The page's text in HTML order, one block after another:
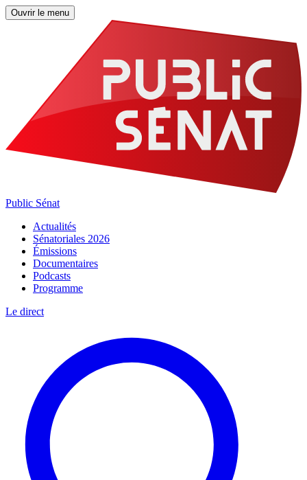
Ouvrir le menu
Public Sénat
Actualités
Sénatoriales 2026
Émissions
Documentaires
Podcasts
Programme
Le direct